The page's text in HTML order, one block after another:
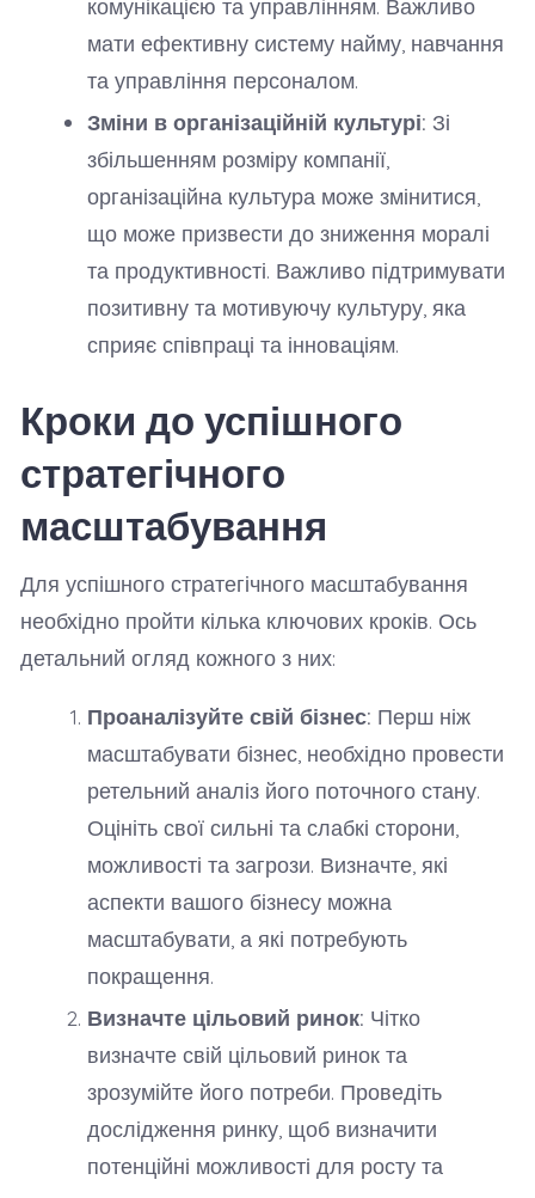
комунікацією та управлінням. Важливо
мати ефективну систему найму, навчання
та управління персоналом.
Зміни в організаційній культурі: Зі
збільшенням розміру компанії,
організаційна культура може змінитися,
що може призвести до зниження моралі
та продуктивності. Важливо підтримувати
позитивну та мотивуючу культуру, яка
сприяє співпраці та інноваціям.
Кроки до успішного
стратегічного
масштабування
Для успішного стратегічного масштабування
необхідно пройти кілька ключових кроків. Ось
детальний огляд кожного з них:
Проаналізуйте свій бізнес: Перш ніж
масштабувати бізнес, необхідно провести
ретельний аналіз його поточного стану.
Оцініть свої сильні та слабкі сторони,
можливості та загрози. Визначте, які
аспекти вашого бізнесу можна
масштабувати, а які потребують
покращення.
Визначте цільовий ринок: Чітко
визначте свій цільовий ринок та
зрозумійте його потреби. Проведіть
дослідження ринку, щоб визначити
потенційні можливості для росту та